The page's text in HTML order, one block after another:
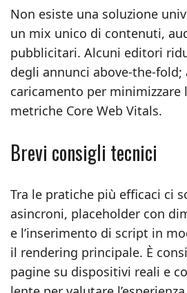
Non esiste una soluzione
un mix unico di contenuti,
pubblicitari. Alcuni editori
degli annunci
caricamento per minimizzare
metriche Core Web Vitals.
Brevi consigli tecnici
Tra le pratiche più efficaci ci
asincroni, placeholder con
e l’inserimento di script in
il rendering principale. È
pagine su dispositivi reali e